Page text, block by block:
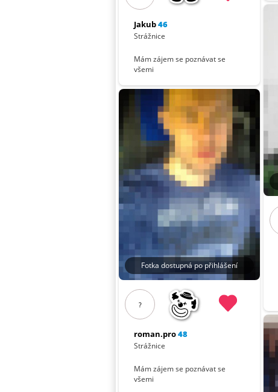
Jakub46
Strážnice
Mám zájem se poznávat se
všemi
Fotka dostupná po přihlášení
?
roman.pro48
Strážnice
Mám zájem se poznávat se
všemi